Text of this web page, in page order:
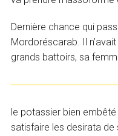
Dernière chance qui
Mordoréscarab. Il
grands battoirs, sa
le potassier bien
satisfaire les desirata